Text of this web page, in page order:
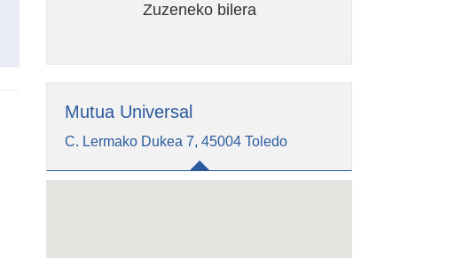
Zuzeneko bilera
Mutua Universal
C. Lermako Dukea 7, 45004 Toledo